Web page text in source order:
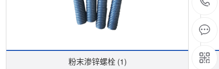
粉末渗锌螺栓 (1)